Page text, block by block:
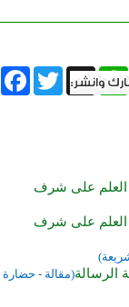
Twitter X
WhatsApp
على شرف
على شرف
الرسالة(مقالة - حضارة